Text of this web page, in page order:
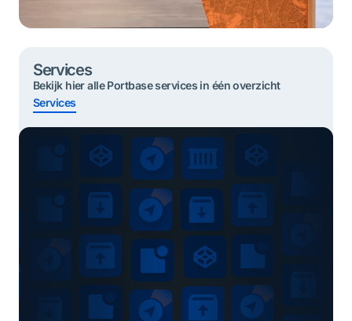
Services
Bekijk hier alle Portbase services in één overzicht
Services